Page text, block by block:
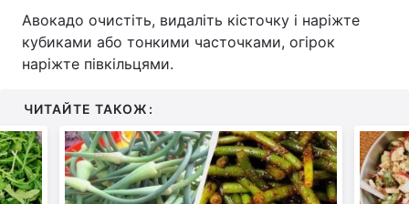
Авокадо очистіть, видаліть кісточку і наріжте
кубиками або тонкими часточками, огірок
наріжте півкільцями.
ЧИТАЙТЕ ТАКОЖ: